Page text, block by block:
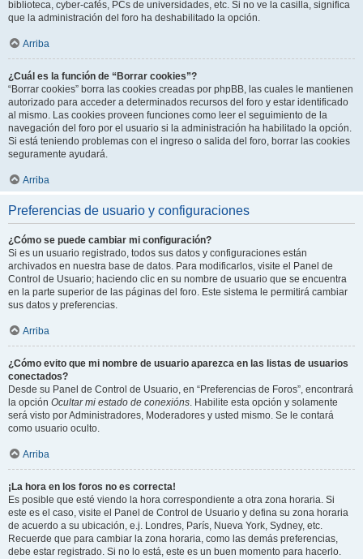
biblioteca, cyber-cafés, PCs de universidades, etc. Si no ve la casilla, significa
que la administración del foro ha deshabilitado la opción.
Arriba
¿Cuál es la función de “Borrar cookies”?
“Borrar cookies” borra las cookies creadas por phpBB, las cuales le mantienen
autorizado para acceder a determinados recursos del foro y estar identificado
al mismo. Las cookies proveen funciones como leer el seguimiento de la
navegación del foro por el usuario si la administración ha habilitado la opción.
Si está teniendo problemas con el ingreso o salida del foro, borrar las cookies
seguramente ayudará.
Arriba
Preferencias de usuario y configuraciones
¿Cómo se puede cambiar mi configuración?
Si es un usuario registrado, todos sus datos y configuraciones están
archivados en nuestra base de datos. Para modificarlos, visite el Panel de
Control de Usuario; haciendo clic en su nombre de usuario que se encuentra
en la parte superior de las páginas del foro. Este sistema le permitirá cambiar
sus datos y preferencias.
Arriba
¿Cómo evito que mi nombre de usuario aparezca en las listas de usuarios
conectados?
Desde su Panel de Control de Usuario, en “Preferencias de Foros”, encontrará
la opción Ocultar mi estado de conexións. Habilite esta opción y solamente
será visto por Administradores, Moderadores y usted mismo. Se le contará
como usuario oculto.
Arriba
¡La hora en los foros no es correcta!
Es posible que esté viendo la hora correspondiente a otra zona horaria. Si
este es el caso, visite el Panel de Control de Usuario y defina su zona horaria
de acuerdo a su ubicación, e.j. Londres, París, Nueva York, Sydney, etc.
Recuerde que para cambiar la zona horaria, como las demás preferencias,
debe estar registrado. Si no lo está, este es un buen momento para hacerlo.